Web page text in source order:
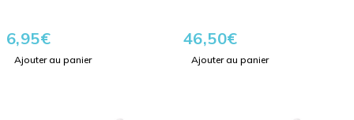
6,95€
Ajouter au panier
46,50€
Ajouter au panier